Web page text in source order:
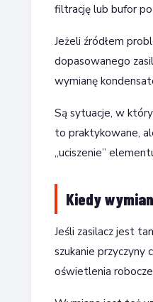
filtrację lub bufor
Jeżeli źródłem
dopasowanego
wymianę
Są sytuacje, w
to praktykowane,
„uciszenie”
Kiedy
Jeśli zasilacz jest
szukanie
oświetlenia